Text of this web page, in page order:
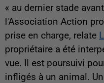
« au dernier stade
l'Association Action
prise en charge, relate
propriétaire a été
vue. Il est poursuivi
infligés à un animal.